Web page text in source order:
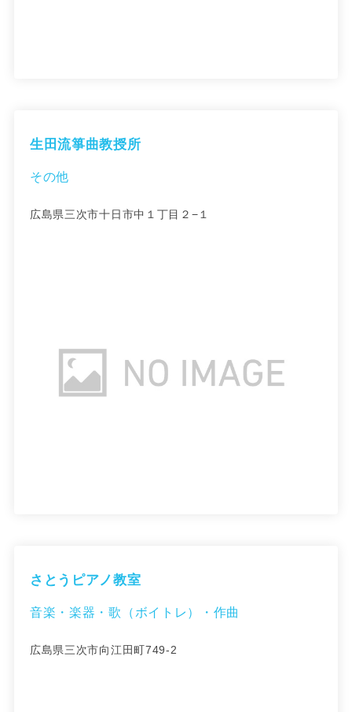
生田流箏曲教授所
その他
広島県三次市十日市中１丁目２−１
さとうピアノ教室
音楽・楽器・歌（ボイトレ）・作曲
広島県三次市向江田町749-2